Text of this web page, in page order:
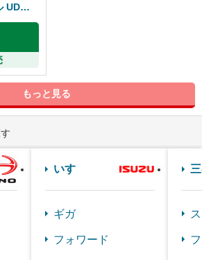
UDク
もっと見る
いすゞ
ギガ
フォワード